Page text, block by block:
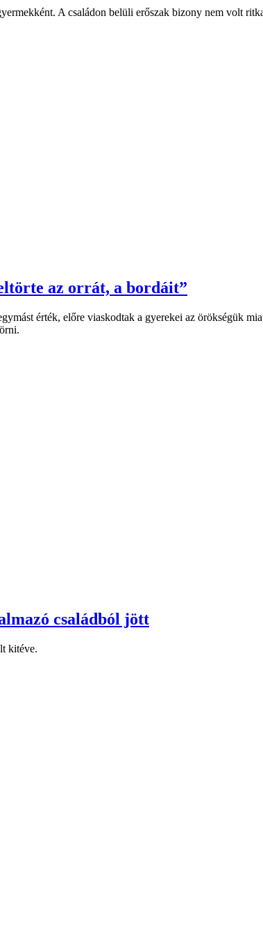
A családon belüli erőszak bizony nem volt
az orrát, a bordáit”
érték, előre viaskodtak a gyerekei az örökségük
családból jött
kitéve.